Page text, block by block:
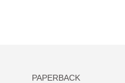
PAPERBACK